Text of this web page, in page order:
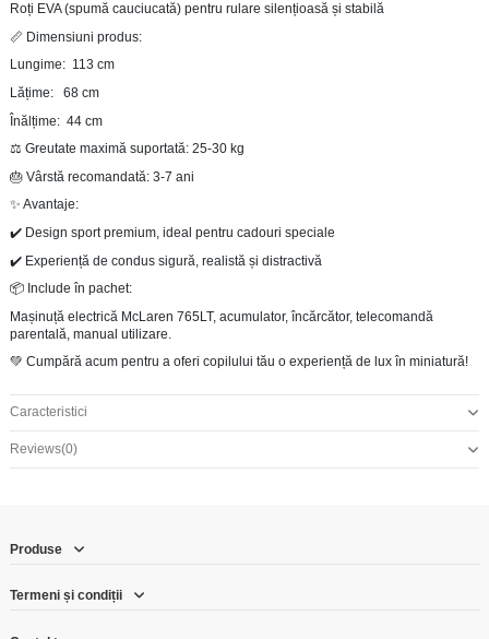
Roți EVA (spumă cauciucată) pentru rulare silențioasă și stabilă
📏 Dimensiuni produs:
Lungime: 113 cm
Lățime: 68 cm
Înălțime: 44 cm
⚖️ Greutate maximă suportată: 25-30 kg
🎂 Vârstă recomandată: 3-7 ani
✨ Avantaje:
✔️ Design sport premium, ideal pentru cadouri speciale
✔️ Experiență de condus sigură, realistă și distractivă
📦 Include în pachet:
Mașinuță electrică McLaren 765LT, acumulator, încărcător, telecomandă
parentală, manual utilizare.
💚 Cumpără acum pentru a oferi copilului tău o experiență de lux în miniatură!
Caracteristici
Reviews(0)
Produse
Termeni și condiții